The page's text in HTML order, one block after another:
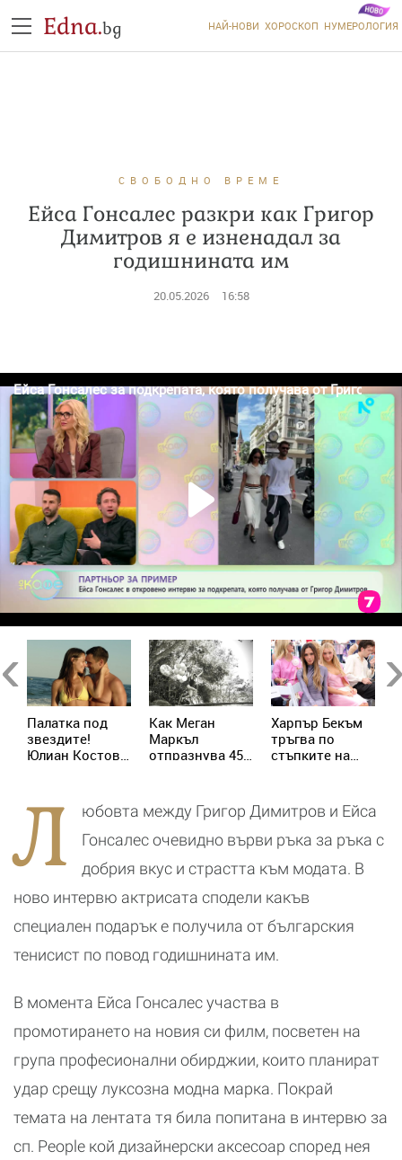
Edna.bg НАЙ-НОВИ ХОРОСКОП НУМЕРОЛОГИЯ
СВОБОДНО ВРЕМЕ
Ейса Гонсалес разкри как Григор
Димитров я е изненадал за
годишнината им
20.05.2026 16:58
Палатка под
звездите!
Юлиан Костов
най-
романтичната
почивка
Как Меган
Маркъл
отпразнува 45-
Хари
Харпър Бекъм
тръгва по
стъпките на
собствен
козметичен
бранд
Л
юбовта между Григор Димитров и Ейса
Гонсалес очевидно върви ръка за ръка с
добрия вкус и страстта към модата. В
ново интервю актрисата сподели какъв
специален подарък е получила от българския
тенисист по повод годишнината им.
В момента Ейса Гонсалес участва в
промотирането на новия си филм, посветен на
група професионални обирджии, които планират
удар срещу луксозна модна марка. Покрай
темата на лентата тя била попитана в интервю за
сп. People кой дизайнерски аксесоар според нея